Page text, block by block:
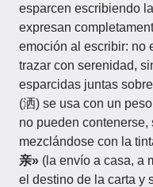
esparcen escribiendo
expresan
emoción al escribir: no
trazar con serenidad,
esparcidas juntas
(洒) se usa con un
no pueden
mezclándose con la
亲» (la envío a casa, a
el destino de la carta y